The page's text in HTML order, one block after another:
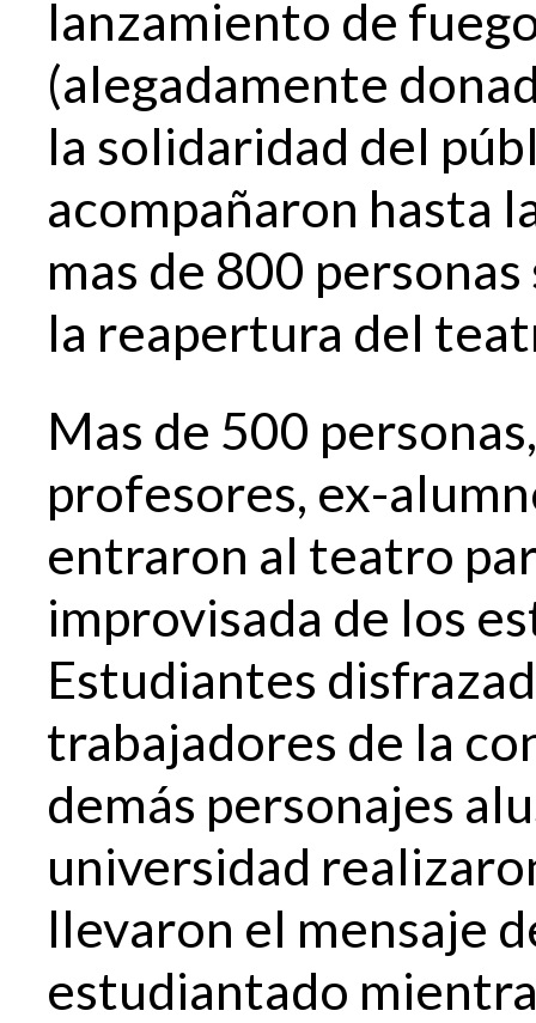
lanzamiento de
(alegadamente
la solidaridad del
acompañaron hasta
mas de 800
la reapertura del
Mas de 500
profesores, ex-
entraron al teatro
improvisada de los
Estudiantes
trabajadores de la
demás personajes
universidad
llevaron el mensaje
estudiantado